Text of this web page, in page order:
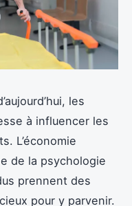
les
à influencer les
L’économie
de la psychologie
prennent des
pour y parvenir.